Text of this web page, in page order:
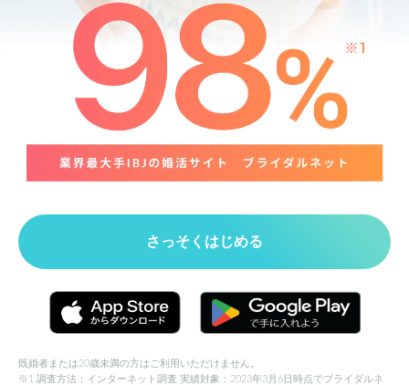
さっそくはじめる
既婚者または20歳未満の方はご利用いただけません。
※1 調査方法：インターネット調査 実績対象：2023年3月6日時点でブライダルネ